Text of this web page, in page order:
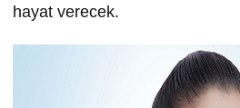
hayat verecek.